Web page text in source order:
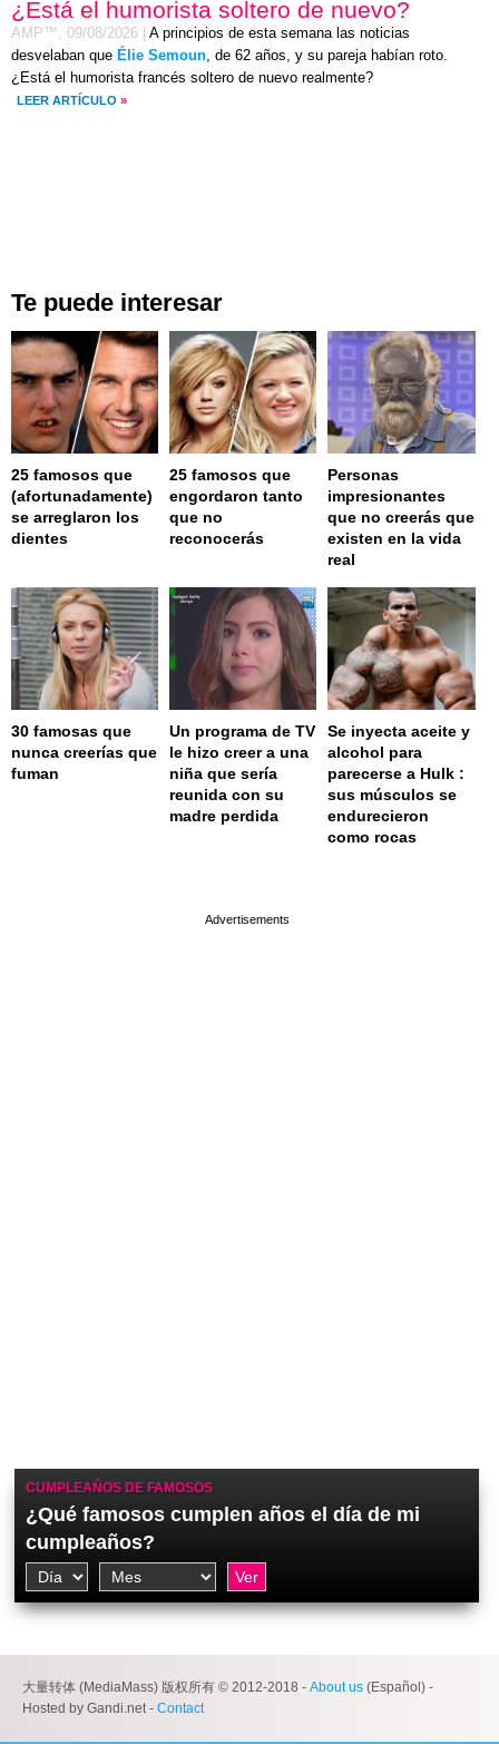
¿Está el humorista soltero de nuevo?
AMP™, 09/08/2026
A principios de esta semana las noticias
desvelaban que Élie Semoun , de 62 años, y su pareja habían roto.
¿Está el humorista francés soltero de nuevo realmente?
LEER ARTÍCULO »
Te puede interesar
25 famosos que
(afortunadamente)
se arreglaron los
dientes
25 famosos que
engordaron tanto
que no
reconocerás
Personas
impresionantes
que no creerás que
existen en la vida
real
30 famosas que
nunca creerías que
fuman
Un programa de TV
le hizo creer a una
niña que sería
reunida con su
madre perdida
Se inyecta aceite y
alcohol para
parecerse a Hulk :
sus músculos se
endurecieron
como rocas
CUMPLEAÑOS DE FAMOSOS
¿Qué famosos cumplen años el día de mi
cumpleaños?
大量转体 (MediaMass) 版权所有 © 2012-2018 - About us (Español) -
Hosted by Gandi.net - Contact